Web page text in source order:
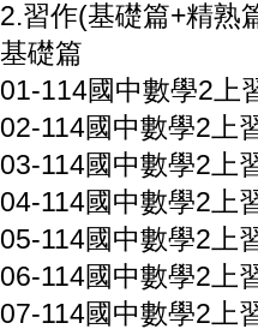
2.習作(基礎篇+精熟
基礎篇
01-114國中數學2上
02-114國中數學2上
03-114國中數學2上
04-114國中數學2上
05-114國中數學2上
06-114國中數學2上
07-114國中數學2上